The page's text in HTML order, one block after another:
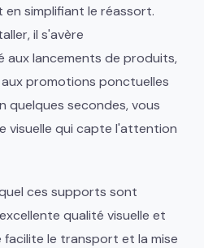
simplifiant le réassort.
il s'avère
lancements de produits,
promotions ponctuelles
quelques secondes, vous
visuelle qui capte l'attention
ces supports sont
qualité visuelle et
le transport et la mise